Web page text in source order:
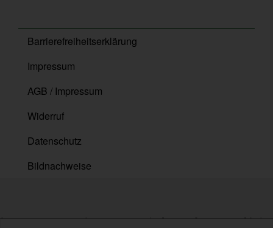
Barrierefreiheitserklärung
Impressum
AGB / Impressum
Widerruf
Datenschutz
Bildnachweise
{ content_type: 'product', content_ids: ['10581'], contents: [ { id: